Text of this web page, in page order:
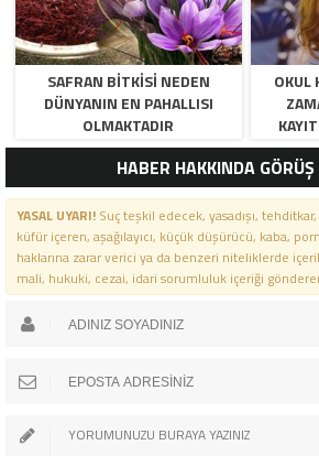
SAFRAN BITKISI NEDEN
DÜNYANIN EN PAHALLISI
OLMAKTADIR
OKUL
HABER HAKKINDA
YASAL UYARI!Suç teşkil edecek, yasadışı,
küfür içeren, aşağılayıcı, küçük düşürücü, kaba,
haklarına zarar verici ya da benzeri niteliklerde
mali, hukuki, cezai, idari sorumluluk içeriği